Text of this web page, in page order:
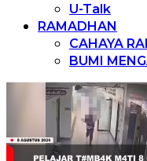
U-Talk
RAMADHAN
CAHAYA
BUMI